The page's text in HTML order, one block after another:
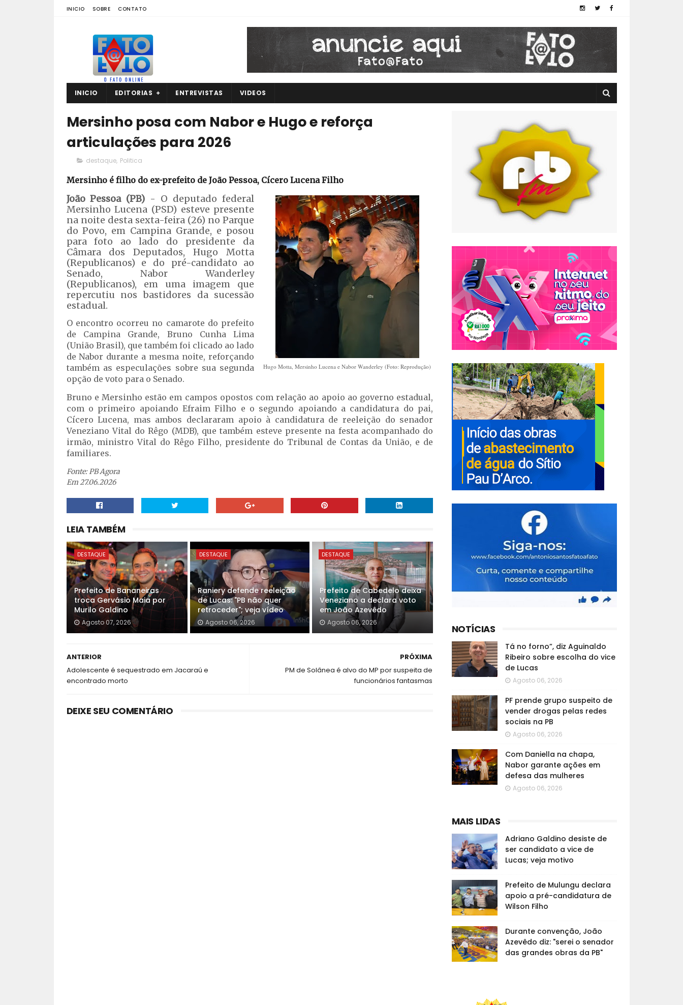
INICIO SOBRE CONTATO
INICIO EDITORIAS ENTREVISTAS VIDEOS
Mersinho posa com Nabor e Hugo e reforça
articulações para 2026
destaque, Politica
Mersinho é filho do ex-prefeito de João Pessoa, Cícero Lucena Filho
Hugo Motta, Mersinho Lucena e Nabor Wanderley (Foto: Reprodução)
João Pessoa (PB) - O deputado federal
Mersinho Lucena (PSD) esteve presente
na noite desta sexta-feira (26) no Parque
do Povo, em Campina Grande, e posou
para foto ao lado do presidente da
Câmara dos Deputados, Hugo Motta
(Republicanos) e do pré-candidato ao
Senado, Nabor Wanderley
(Republicanos), em uma imagem que
repercutiu nos bastidores da sucessão
estadual.
O encontro ocorreu no camarote do prefeito
de Campina Grande, Bruno Cunha Lima
(União Brasil), que também foi clicado ao lado
de Nabor durante a mesma noite, reforçando
também as especulações sobre sua segunda
opção de voto para o Senado.
Bruno e Mersinho estão em campos opostos com relação ao apoio ao governo estadual,
com o primeiro apoiando Efraim Filho e o segundo apoiando a candidatura do pai,
Cícero Lucena, mas ambos declararam apoio à candidatura de reeleição do senador
Veneziano Vital do Rêgo (MDB), que também esteve presente na festa acompanhado do
irmão, ministro Vital do Rêgo Filho, presidente do Tribunal de Contas da União, e de
familiares.
Fonte: PB Agora
Em 27.06.2026
LEIA TAMBÉM
DESTAQUE
Prefeito de Bananeiras
troca Gervásio Maia por
Murilo Galdino
Agosto 07, 2026
DESTAQUE
Raniery defende reeleição
de Lucas: "PB não quer
retroceder"; veja vídeo
Agosto 06, 2026
DESTAQUE
Prefeito de Cabedelo deixa
Veneziano a declara voto
em João Azevêdo
Agosto 06, 2026
PRÓXIMA
PM de Solânea é alvo do MP por suspeita de
funcionários fantasmas
ANTERIOR
Adolescente é sequestrado em Jacaraú e
encontrado morto
DEIXE SEU COMENTÁRIO
NOTÍCIAS
Tá no forno”, diz Aguinaldo
Ribeiro sobre escolha do vice
de Lucas
Agosto 06, 2026
PF prende grupo suspeito de
vender drogas pelas redes
sociais na PB
Agosto 06, 2026
Com Daniella na chapa,
Nabor garante ações em
defesa das mulheres
Agosto 06, 2026
MAIS LIDAS
Adriano Galdino desiste de
ser candidato a vice de
Lucas; veja motivo
Prefeito de Mulungu declara
apoio a pré-candidatura de
Wilson Filho
Durante convenção, João
Azevêdo diz: "serei o senador
das grandes obras da PB"